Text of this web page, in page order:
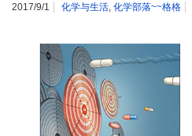
2017/9/1 化学与生活 化学部落~~格格